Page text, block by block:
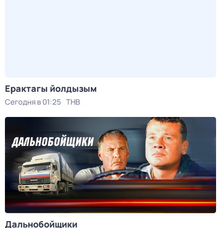
Ерактагы йолдызым
Сегодня в 01:25 ТНВ
Дальнобойщики